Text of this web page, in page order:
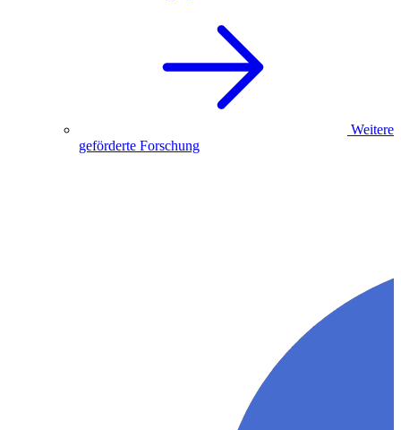
Weitere
geförderte Forschung